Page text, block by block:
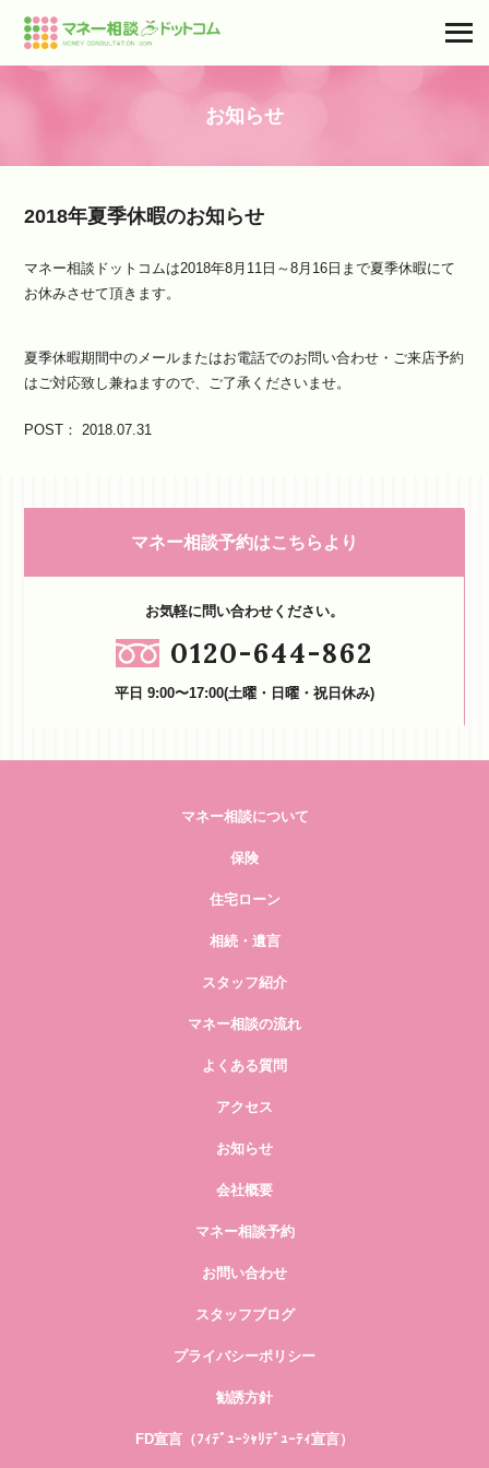
お知らせ
2018年夏季休暇のお知らせ
マネー相談ドットコムは2018年8月11日～8月16日まで夏季休暇にて
お休みさせて頂きます。
夏季休暇期間中のメールまたはお電話でのお問い合わせ・ご来店予約
はご対応致し兼ねますので、ご了承くださいませ。
POST： 2018.07.31
マネー相談予約はこちらより
お気軽に問い合わせください。
0120-644-862
平日 9:00〜17:00(土曜・日曜・祝日休み)
マネー相談について
保険
住宅ローン
相続・遺言
スタッフ紹介
マネー相談の流れ
よくある質問
アクセス
お知らせ
会社概要
マネー相談予約
お問い合わせ
スタッフブログ
プライバシーポリシー
勧誘方針
FD宣言（ﾌｨﾃﾞｭｰｼｬﾘﾃﾞｭｰﾃｨ宣言）